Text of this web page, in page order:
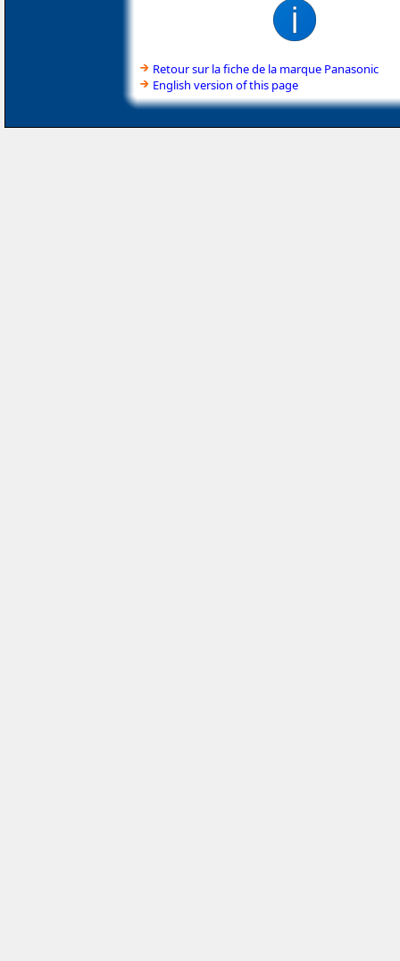
Retour sur la fiche de la marque Panasonic
English version of this page